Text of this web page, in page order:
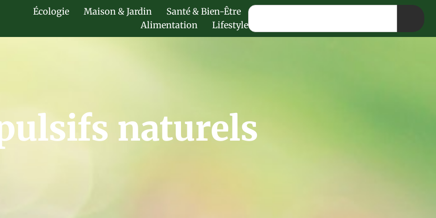
Écologie Maison & Jardin
Santé & Bien-Être
Alimentation
Lifestyle
naturels